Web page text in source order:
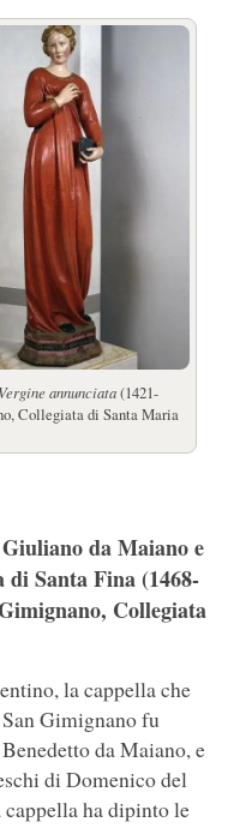
annunciata(1421-
Collegiata di Santa Maria
da Maiano e
di Santa Fina (1468-
Collegiata
la cappella che
Gimignano fu
da Maiano, e
di Domenico del
ha dipinto le